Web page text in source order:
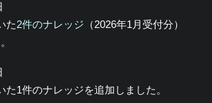
た2件のナレッジ （2026年1月受付分）
た1件のナレッジを追加しました。